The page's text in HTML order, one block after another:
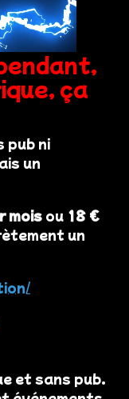
ça
pub ni
un
mois ou 18 €
un
et sans pub.